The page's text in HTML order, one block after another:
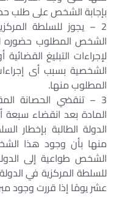
بإجابة الشخص على طلب
2 – يجوز للسلطة
الشخص المطلوب حضوره
لإجراءات التبليغ
الشخصية بسبب أى
المطلوب منها.
3 – تنقضي الحصانة
المادة بعد انقضاء سبعة
الدولة الطالبة بإخطار
منها بأن وجود هذا
الشخص طواعية إلى
للسلطة المركزية في
عشر يومًا إذا قررت وجود